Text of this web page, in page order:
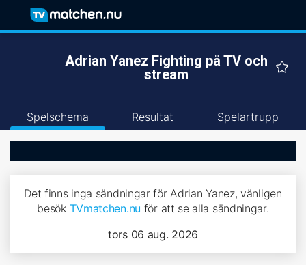
Adrian Yanez Fighting på TV och
stream
Spelschema Resultat Spelartrupp
Det finns inga sändningar för Adrian Yanez, vänligen
besök TVmatchen.nu för att se alla sändningar.
tors 06 aug. 2026